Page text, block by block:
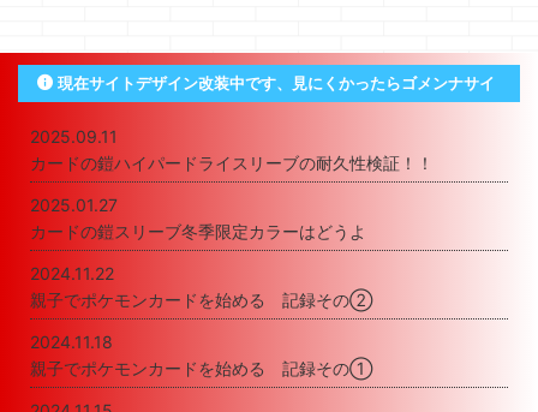
現在サイトデザイン改装中です、見にくかったらゴメンナサイ
2025.09.11
カードの鎧ハイパードライスリーブの耐久性検証！！
2025.01.27
カードの鎧スリーブ冬季限定カラーはどうよ
2024.11.22
親子でポケモンカードを始める 記録その②
2024.11.18
親子でポケモンカードを始める 記録その①